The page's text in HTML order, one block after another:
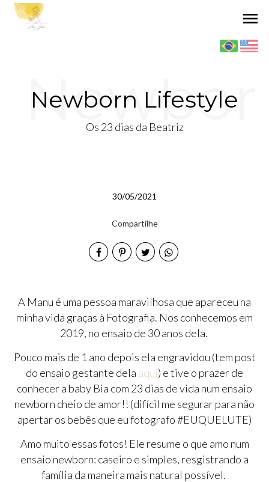
menu
Newborn Lifestyle
Newbor
Lifestyl
e
Os 23 dias da Beatriz
30/05/2021
Compartilhe
A Manu é uma pessoa maravilhosa que apareceu na
minha vida graças à Fotografia. Nos conhecemos em
2019, no ensaio de 30 anos dela.
Pouco mais de 1 ano depois ela engravidou (tem post
do ensaio gestante dela aqui) e tive o prazer de
conhecer a baby Bia com 23 dias de vida num ensaio
newborn cheio de amor!! (difícil me segurar para não
apertar os bebês que eu fotografo #EUQUELUTE)
Amo muito essas fotos! Ele resume o que amo num
ensaio newborn: caseiro e simples, resgistrando a
família da maneira mais natural possível.